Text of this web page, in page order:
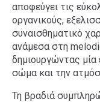
αποφεύγει τις
οργανικούς,
συναισθηματικό
ανάμεσα στη
δημιουργώντας μία
σώμα και την
Τη βραδιά